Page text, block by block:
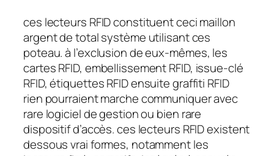
ces lecteurs RFID constituent ceci maillon
argent de total système utilisant ces
poteau. à l’exclusion de eux-mêmes, les
cartes RFID, embellissement RFID, issue-clé
RFID, étiquettes RFID ensuite graffiti RFID
rien pourraient marche communiquer avec
rare logiciel de gestion ou bien rare
dispositif d’accès. ces lecteurs RFID existent
dessous vrai formes, notamment les